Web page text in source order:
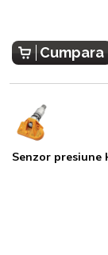
Cumpara
Senzor presiune